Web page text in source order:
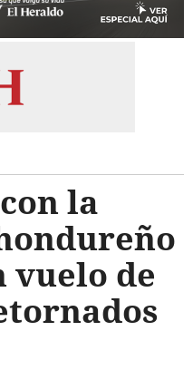
la
vuelo de